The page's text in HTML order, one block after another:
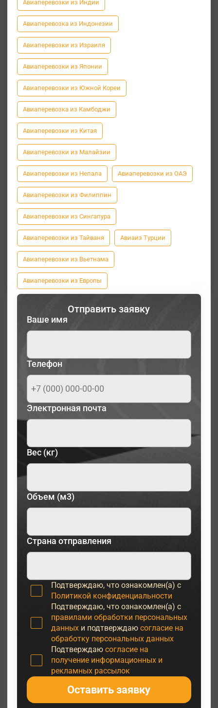
Авиаперевозки из Индии
Авиаперевозка из Индонезии
Авиаперевозки из Израиля
Авиаперевозки из Японии
Авиаперевозки из Южной Кореи
Авиаперевозка из Камбоджи
Авиаперевозки из Китая
Авиаперевозки из Малайзии
Авиаперевозки из Непала Авиаперевозки из ОАЭ
Авиаперевозки из Филиппин
Авиаперевозки из Сингапура
Авиаперевозки из Тайваня Авиаиз Турции
Авиаперевозки из Вьетнама
Авиаперевозки из Европы
Отправить заявку
Ваше имя
Телефон
Электронная почта
Вес (кг)
Объем (м3)
Страна отправления
Подтверждаю, что ознакомлен(а) с
Политикой конфиденциальности
Подтверждаю, что ознакомлен(а) с
правилами обработки персональных
данныхи подтверждаю согласие на
обработку персональных данных
Подтверждаю согласие на
получение информационных и
рекламных рассылок
Оставить заявку